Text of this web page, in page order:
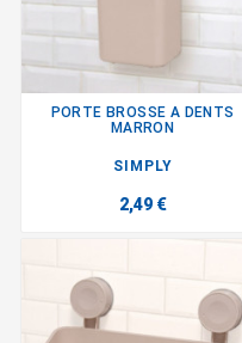
PORTE BROSSE A DENTS
MARRON
SIMPLY
2,49 €